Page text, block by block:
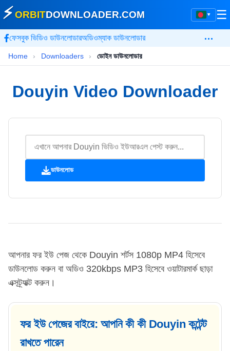
▾
⚡ORBITDOWNLOADER.COM ☰
ফেসবুক ভিডিও ডাউনলোডারঅডিওম্যাক ডাউনলোডার …
Home › Downloaders › ডোইন ডাউনলোডার
Douyin Video Downloader
ডাউনলোড
আপনার ফর ইউ পেজ থেকে Douyin শর্টস 1080p MP4 হিসেবে
ডাউনলোড করুন বা অডিও 320kbps MP3 হিসেবে ওয়াটারমার্ক ছাড়া
এক্সট্র্যাক্ট করুন।
ফর ইউ পেজের বাইরে: আপনি কী কী Douyin কন্টেন্ট
রাখতে পারেন